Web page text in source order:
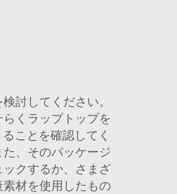
討してください。
くラップトップを
ことを確認してく
、そのパッケージ
クするか、さまざ
材を使用したもの